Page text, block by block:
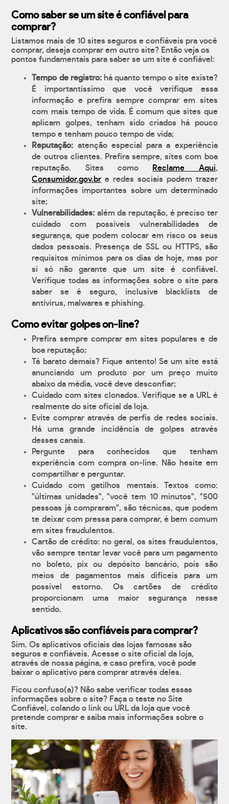
Como saber se um site é confiável para
comprar?
Listamos mais de 10 sites seguros e confiáveis pra você
comprar, deseja comprar em outro site? Então veja os
pontos fundamentais para saber se um site é confiável:
Tempo de registro:há quanto tempo o site existe?
É importantíssimo que você verifique essa
informação e prefira sempre comprar em sites
com mais tempo de vida. É comum que sites que
aplicam golpes, tenham sido criados há pouco
tempo e tenham pouco tempo de vida;
Reputação: atenção especial para a experiência
de outros clientes. Prefira sempre, sites com boa
reputação. Sites como
Reclame Aqui,
Consumidor.gov.br e redes sociais podem trazer
informações importantes sobre um determinado
site;
Vulnerabilidades: além da reputação, é preciso ter
cuidado com possíveis vulnerabilidades de
segurança, que podem colocar em risco os seus
dados pessoais. Presença de SSL ou HTTPS, são
requisitos mínimos para os dias de hoje, mas por
si só não garante que um site é confiável.
Verifique todas as informações sobre o site para
saber se é seguro, inclusive blacklists de
antívirus, malwares e phishing.
Como evitar golpes on-line?
Prefira sempre comprar em sites populares e de
boa reputação;
Tá barato demais? Fique antento! Se um site está
anunciando um produto por um preço muito
abaixo da média, você deve desconfiar;
Cuidado com sites clonados. Verifique se a URL é
realmente do site oficial da loja.
Evite comprar através de perfis de redes sociais.
Há uma grande incidência de golpes através
desses canais.
Pergunte para conhecidos que tenham
experiência com compra on-line. Não hesite em
compartilhar e perguntar.
Cuidado com gatilhos mentais. Textos como:
"últimas unidades", "você tem 10 minutos", "500
pessoas já compraram", são técnicas, que podem
te deixar com pressa para comprar, é bem comum
em sites fraudulentos.
Cartão de crédito: no geral, os sites fraudulentos,
vão sempre tentar levar você para um pagamento
no boleto, pix ou depósito bancário, pois são
meios de pagamentos mais difíceis para um
possível estorno. Os cartões de crédito
proporcionam uma maior segurança nesse
sentido.
Aplicativos são confiáveis para comprar?
Sim. Os aplicativos oficiais das lojas famosas são
seguros e confiáveis. Acesse o site oficial da loja,
através de nossa página, e caso prefira, você pode
baixar o aplicativo para comprar através deles.
Ficou confuso(a)? Não sabe verificar todas essas
informações sobre o site? Faça o teste no Site
Confiável, colando o link ou URL da loja que você
pretende comprar e saiba mais informações sobre o
site.